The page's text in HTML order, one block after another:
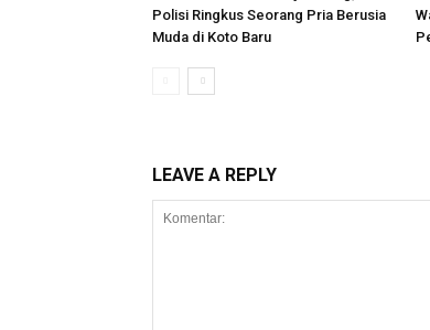
Polisi Ringkus Seorang Pria Berusia
Muda di Koto Baru
LEAVE A REPLY